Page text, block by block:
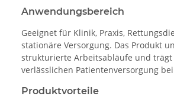
Anwendungsbereich
Geeignet für Klinik, Praxis,
stationäre Versorgung. Das Produkt
strukturierte Arbeitsabläufe und
verlässlichen Patientenversorgung
Produktvorteile